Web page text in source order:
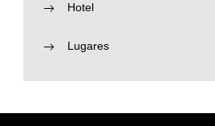
Hotel
Lugares